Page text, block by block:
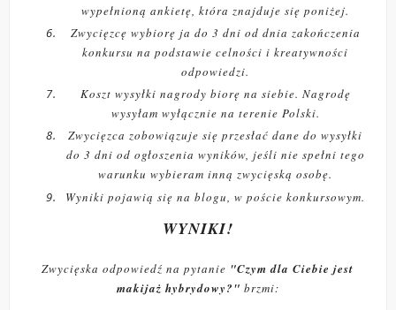
wypełnioną ankietę, która znajduje się poniżej.
Zwycięzcę wybiorę ja do 3 dni od dnia zakończenia
konkursu na podstawie celności i kreatywności
odpowiedzi.
Koszt wysyłki nagrody biorę na siebie. Nagrodę
wysyłam wyłącznie na terenie Polski.
Zwycięzca zobowiązuje się przesłać dane do wysyłki
do 3 dni od ogłoszenia wyników, jeśli nie spełni tego
warunku wybieram inną zwycięską osobę.
Wyniki pojawią się na blogu, w poście konkursowym.
WYNIKI!
Zwycięska odpowiedź na pytanie "Czym dla Ciebie jest
makijaż hybrydowy?" brzmi: